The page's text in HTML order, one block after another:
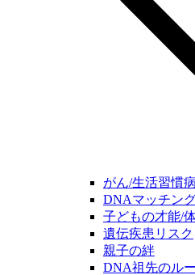
がん/生活習慣
DNAマッチン
子どもの才能/
遺伝疾患リスク
親子の絆
DNA祖先のル